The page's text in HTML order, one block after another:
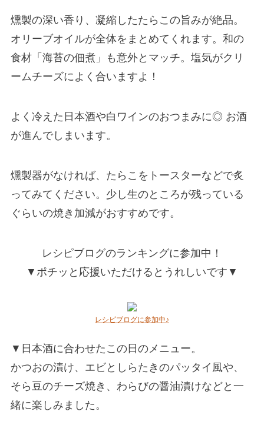
燻製の深い香り、凝縮したたらこの旨みが絶品。
オリーブオイルが全体をまとめてくれます。和の
食材「海苔の佃煮」も意外とマッチ。塩気がクリ
ームチーズによく合いますよ！
よく冷えた日本酒や白ワインのおつまみに◎ お酒
が進んでしまいます。
燻製器がなければ、たらこをトースターなどで炙
ってみてください。少し生のところが残っている
ぐらいの焼き加減がおすすめです。
レシピブログのランキングに参加中！
▼ポチッと応援いただけるとうれしいです▼
レシピブログに参加中♪
▼日本酒に合わせたこの日のメニュー。
かつおの漬け、エビとしらたきのパッタイ風や、
そら豆のチーズ焼き、わらびの醤油漬けなどと一
緒に楽しみました。